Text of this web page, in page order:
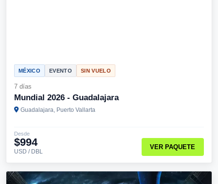
MÉXICO EVENTO SIN VUELO
7 días
Mundial 2026 - Guadalajara
Guadalajara, Puerto Vallarta
Desde
$994
USD / DBL
VER PAQUETE